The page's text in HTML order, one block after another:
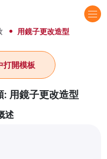
用鏡子更改造型
用鏡子更改造型
打開模板
述